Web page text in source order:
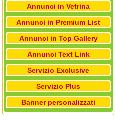
Annunci in Vetrina
Annunci in Premium List
Annunci in Top Gallery
Annunci Text Link
Servizio Exclusive
Servizio Plus
Banner personalizzati